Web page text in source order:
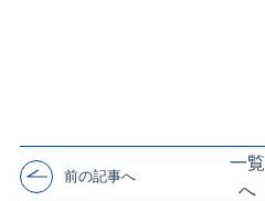
前の記事へ
一覧
へ